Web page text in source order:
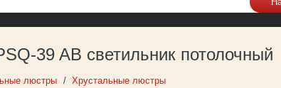
39 AB светильник потолочный
люстры Хрустальные люстры